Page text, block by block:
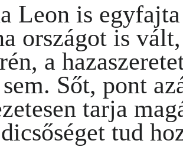
Leon is
országot is
a
Sőt, pont
tarja
tud